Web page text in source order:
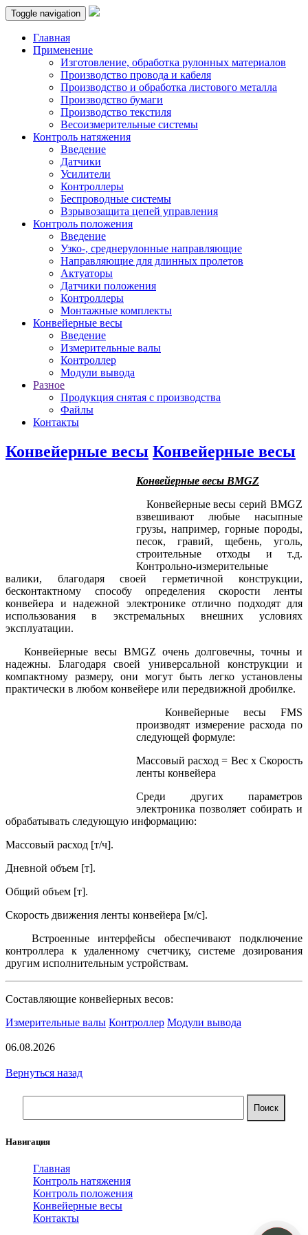
Toggle navigation
Главная
Применение
Изготовление, обработка рулонных материалов
Производство провода и кабеля
Производство и обработка листового металла
Производство бумаги
Производство текстиля
Весоизмерительные системы
Контроль натяжения
Введение
Датчики
Усилители
Контроллеры
Беспроводные системы
Взрывозащита цепей управления
Контроль положения
Введение
Узко-, среднерулонные направляющие
Направляющие для длинных пролетов
Актуаторы
Датчики положения
Контроллеры
Монтажные комплекты
Конвейерные весы
Введение
Измерительные валы
Контроллер
Модули вывода
Разное
Продукция снятая с производства
Файлы
Контакты
Конвейерные весы Конвейерные весы
Конвейерные весы BMGZ
Конвейерные весы серий BMGZ
взвешивают любые насыпные
грузы, например, горные породы,
песок, гравий, щебень, уголь,
строительные отходы и т.д.
Контрольно-измерительные
валики, благодаря своей герметичной конструкции,
бесконтактному способу определения скорости ленты
конвейера и надежной электронике отлично подходят для
использования в экстремальных внешних условиях
эксплуатации.
Конвейерные весы BMGZ очень долговечны, точны и
надежны. Благодаря своей универсальной конструкции и
компактному размеру, они могут быть легко установлены
практически в любом конвейере или передвижной дробилке.
Конвейерные весы FMS
производят измерение расхода по
следующей формуле:
Массовый расход = Вес х Скорость
ленты конвейера
Среди других параметров
электроника позволяет собирать и
обрабатывать следующую информацию:
Массовый расход [т/ч].
Дневной объем [т].
Общий объем [т].
Скорость движения ленты конвейера [м/с].
Встроенные интерфейсы обеспечивают подключение
контроллера к удаленному счетчику, системе дозирования
другим исполнительным устройствам.
Составляющие конвейерных весов:
Измерительные валы Контроллер Модули вывода
06.08.2026
Вернуться назад
Навигация
Главная
Контроль натяжения
Контроль положения
Конвейерные весы
Контакты